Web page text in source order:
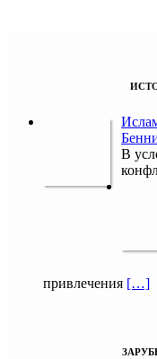
В
привлечения […]